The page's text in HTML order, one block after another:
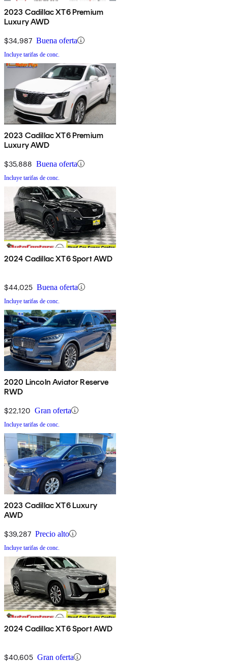
2023 Cadillac XT6 Premium
Luxury AWD
$34,987 Buena oferta
Incluye tarifas de conc.
2023 Cadillac XT6 Premium
Luxury AWD
$35,888 Buena oferta
Incluye tarifas de conc.
2024 Cadillac XT6 Sport AWD
$44,025 Buena oferta
Incluye tarifas de conc.
2020 Lincoln Aviator Reserve
RWD
$22,120 Gran oferta
Incluye tarifas de conc.
2023 Cadillac XT6 Luxury
AWD
$39,287 Precio alto
Incluye tarifas de conc.
2024 Cadillac XT6 Sport AWD
$40,605 Gran oferta